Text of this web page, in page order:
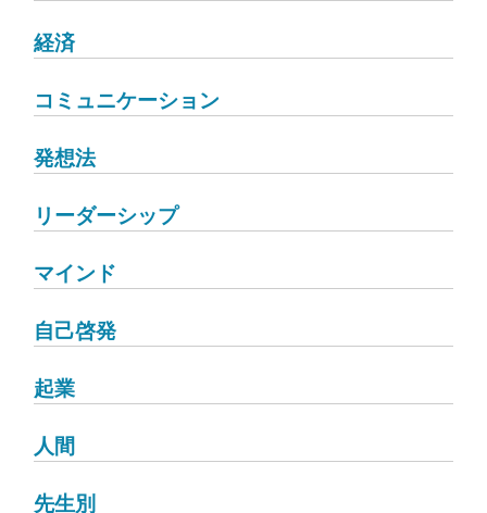
経済
コミュニケーション
発想法
リーダーシップ
マインド
自己啓発
起業
人間
先生別